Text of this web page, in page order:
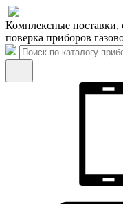
Комплексные поставки,
поверка приборов